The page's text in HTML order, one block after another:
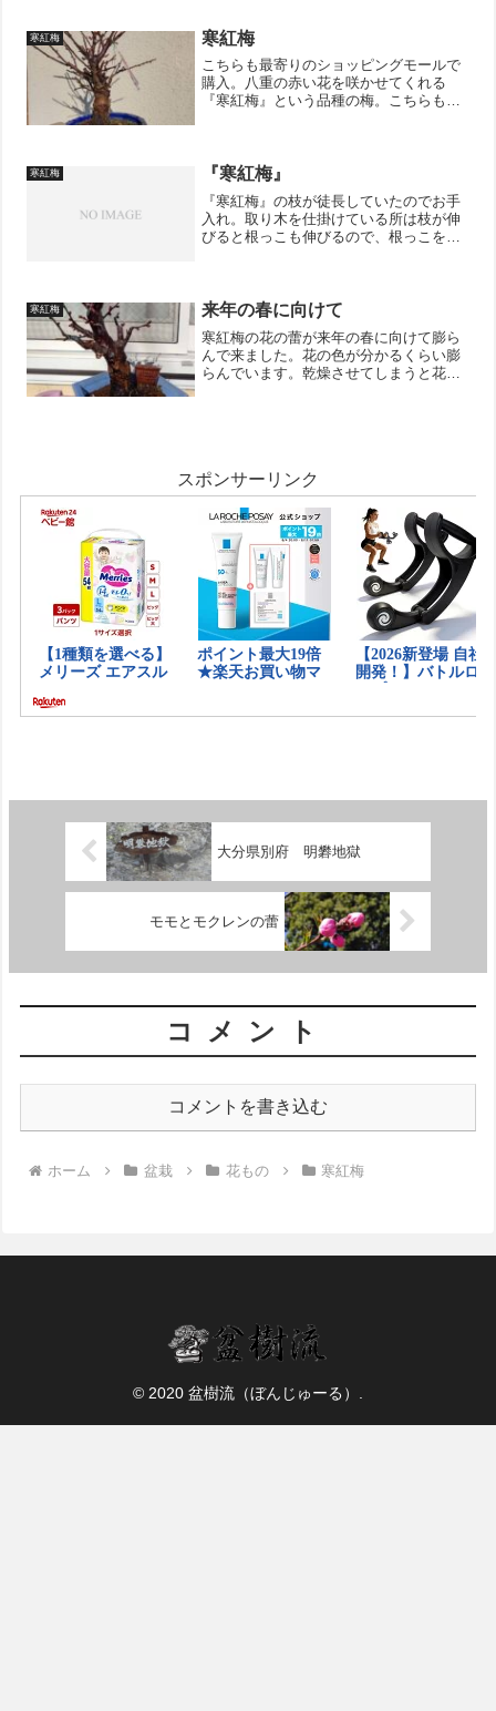
しています。 ポチッと...
寒紅梅 寒紅梅
こちらも最寄りのショッピングモールで
購入。八重の赤い花を咲かせてくれる
『寒紅梅』という品種の梅。こちらもか
し、八重咲きの赤い梅は、梅...
寒紅梅 『寒紅梅』
『寒紅梅』の枝が徒長していたのでお手
入れ。取り木を仕掛けている所は枝が伸
びると根っこも伸びるので、根っこを作
子はちょっと元気がなく...
寒紅梅 来年の春に向けて
寒紅梅の花の蕾が来年の春に向けて膨ら
んで来ました。花の色が分かるくらい膨
らんでいます。乾燥させてしまうと花芽
スポンサーリンク
大分県別府 明礬地獄
モモとモクレンの蕾
コメント
コメントを書き込む
ホーム 盆栽 花もの 寒紅梅
© 2020 盆樹流（ぼんじゅーる）.